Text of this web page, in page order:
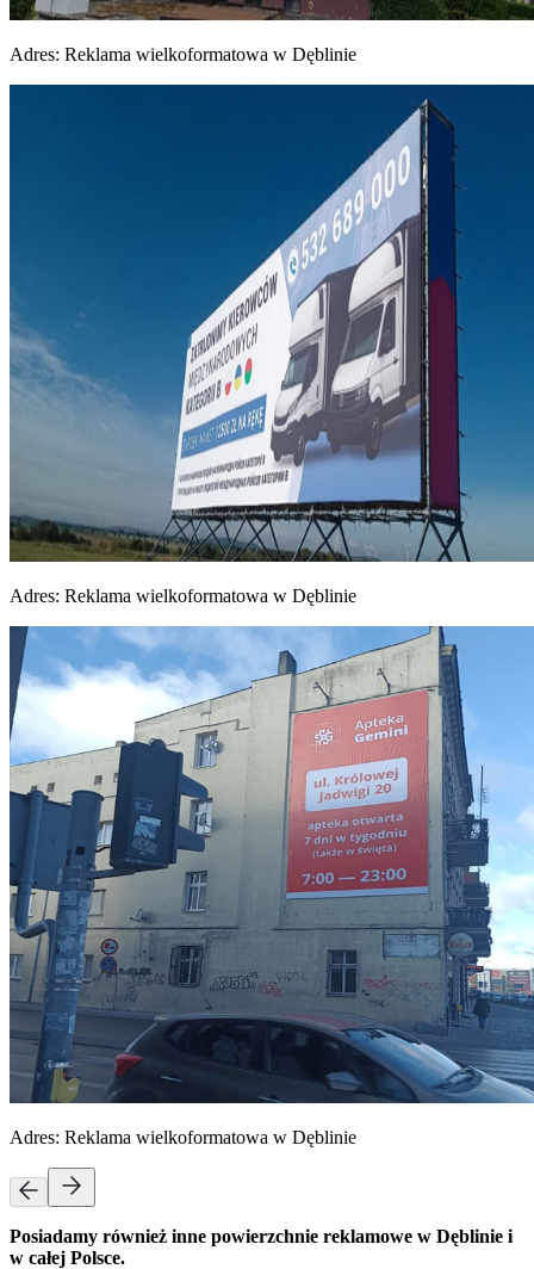
Adres: Reklama wielkoformatowa w Dęblinie
Adres: Reklama wielkoformatowa w Dęblinie
Adres: Reklama wielkoformatowa w Dęblinie
Posiadamy również inne powierzchnie reklamowe w Dęblinie i
w całej Polsce.